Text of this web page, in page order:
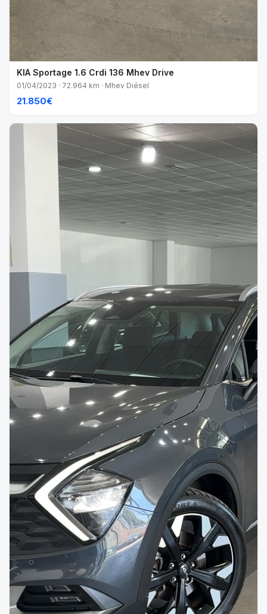
KIA Sportage 1.6 Crdi 136 Mhev Drive
01/04/2023 · 72.964 km · Mhev Diésel
21.850€